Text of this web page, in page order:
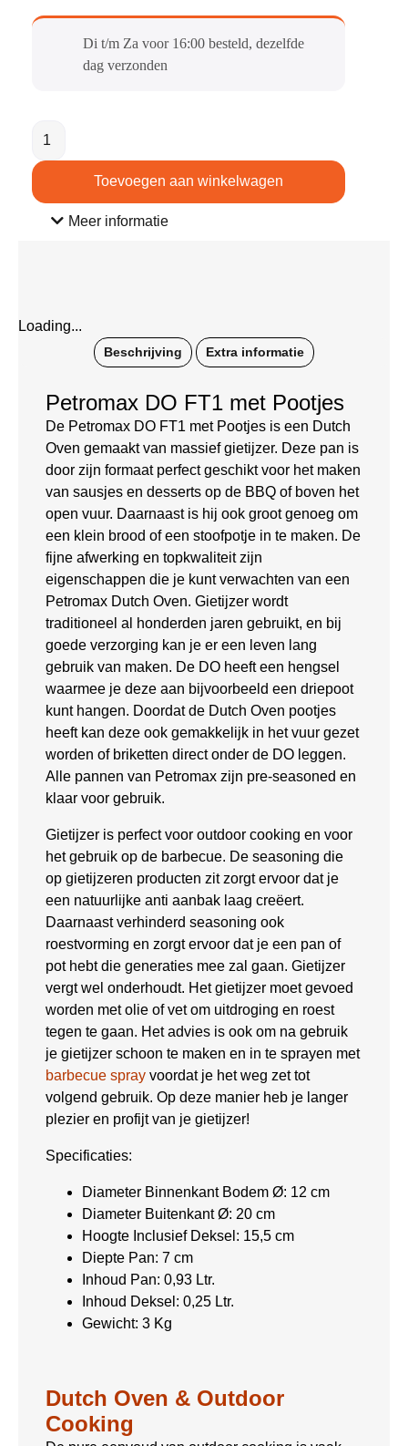
Di t/m Za voor 16:00 besteld, dezelfde
dag verzonden​
Toevoegen aan winkelwagen
Meer informatie
Loading...
Beschrijving Extra informatie
Petromax DO FT1 met Pootjes
De Petromax DO FT1 met Pootjes is een Dutch
Oven gemaakt van massief gietijzer. Deze pan is
door zijn formaat perfect geschikt voor het maken
van sausjes en desserts op de BBQ of boven het
open vuur. Daarnaast is hij ook groot genoeg om
een klein brood of een stoofpotje in te maken. De
fijne afwerking en topkwaliteit zijn
eigenschappen die je kunt verwachten van een
Petromax Dutch Oven. Gietijzer wordt
traditioneel al honderden jaren gebruikt, en bij
goede verzorging kan je er een leven lang
gebruik van maken. De DO heeft een hengsel
waarmee je deze aan bijvoorbeeld een driepoot
kunt hangen. Doordat de Dutch Oven pootjes
heeft kan deze ook gemakkelijk in het vuur gezet
worden of briketten direct onder de DO leggen.
Alle pannen van Petromax zijn pre-seasoned en
klaar voor gebruik.
Gietijzer is perfect voor outdoor cooking en voor
het gebruik op de barbecue. De seasoning die
op gietijzeren producten zit zorgt ervoor dat je
een natuurlijke anti aanbak laag creëert.
Daarnaast verhinderd seasoning ook
roestvorming en zorgt ervoor dat je een pan of
pot hebt die generaties mee zal gaan. Gietijzer
vergt wel onderhoudt. Het gietijzer moet gevoed
worden met olie of vet om uitdroging en roest
tegen te gaan. Het advies is ook om na gebruik
je gietijzer schoon te maken en in te sprayen met
barbecue spray voordat je het weg zet tot
volgend gebruik. Op deze manier heb je langer
plezier en profijt van je gietijzer!
Specificaties:
Diameter Binnenkant Bodem Ø: 12 cm
Diameter Buitenkant Ø: 20 cm
Hoogte Inclusief Deksel: 15,5 cm
Diepte Pan: 7 cm
Inhoud Pan: 0,93 Ltr.
Inhoud Deksel: 0,25 Ltr.
Gewicht: 3 Kg
Dutch Oven & Outdoor
Cooking